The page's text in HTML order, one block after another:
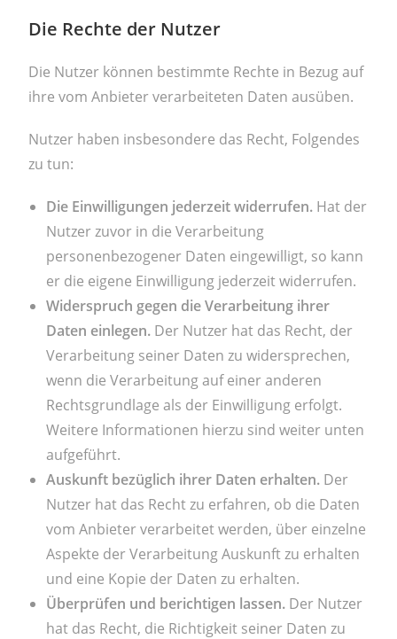
Die Rechte der Nutzer
Die Nutzer können bestimmte Rechte in Bezug auf
ihre vom Anbieter verarbeiteten Daten ausüben.
Nutzer haben insbesondere das Recht, Folgendes
zu tun:
Die Einwilligungen jederzeit widerrufen. Hat der
Nutzer zuvor in die Verarbeitung
personenbezogener Daten eingewilligt, so kann
er die eigene Einwilligung jederzeit widerrufen.
Widerspruch gegen die Verarbeitung ihrer
Daten einlegen. Der Nutzer hat das Recht, der
Verarbeitung seiner Daten zu widersprechen,
wenn die Verarbeitung auf einer anderen
Rechtsgrundlage als der Einwilligung erfolgt.
Weitere Informationen hierzu sind weiter unten
aufgeführt.
Auskunft bezüglich ihrer Daten erhalten. Der
Nutzer hat das Recht zu erfahren, ob die Daten
vom Anbieter verarbeitet werden, über einzelne
Aspekte der Verarbeitung Auskunft zu erhalten
und eine Kopie der Daten zu erhalten.
Überprüfen und berichtigen lassen. Der Nutzer
hat das Recht, die Richtigkeit seiner Daten zu